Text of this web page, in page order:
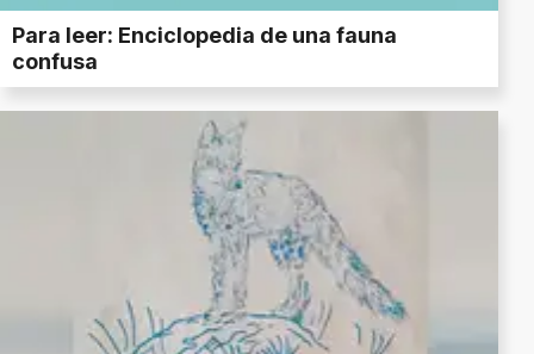
Para leer: Enciclopedia de una fauna
confusa